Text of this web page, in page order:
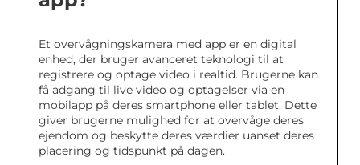
Et overvågningskamera med app er en digital
enhed, der bruger avanceret teknologi til at
registrere og optage video i realtid. Brugerne kan
få adgang til live video og optagelser via en
mobilapp på deres smartphone eller tablet. Dette
giver brugerne mulighed for at overvåge deres
ejendom og beskytte deres værdier uanset deres
placering og tidspunkt på dagen.